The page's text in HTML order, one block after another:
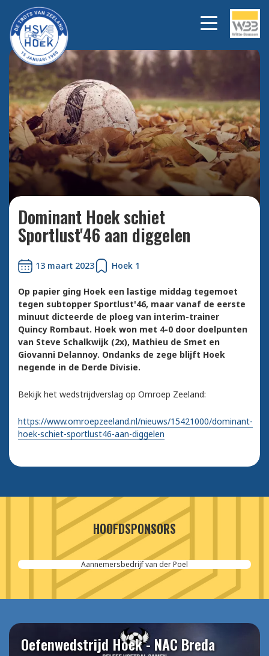
Bekijk alle foto's
Dominant Hoek schiet
Sportlust'46 aan diggelen
13 maart 2023 Hoek 1
Op papier ging Hoek een lastige middag tegemoet
tegen subtopper Sportlust'46, maar vanaf de eerste
minuut dicteerde de ploeg van interim-trainer
Quincy Rombaut. Hoek won met 4-0 door doelpunten
van Steve Schalkwijk (2x), Mathieu de Smet en
Giovanni Delannoy. Ondanks de zege blijft Hoek
negende in de Derde Divisie.
Bekijk het wedstrijdverslag op Omroep Zeeland:
https://www.omroepzeeland.nl/nieuws/15421000/dominant-
hoek-schiet-sportlust46-aan-diggelen
HOOFDSPONSORS
Aannemersbedrijf van der Poel
Oefenwedstrijd Hoek - NAC Breda